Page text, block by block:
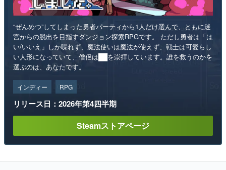
“ぜんめつ”してしまった勇者パーティから1人だけ選んで、ともに迷
宮からの脱出を目指すダンジョン探索RPGです。 ただし勇者は「は
い/いいえ」しか喋れず、魔法使いは魔法が使えず、戦士は可愛らし
い人形になっていて、僧侶は██を崇拝しています。誰を救うのかを
選ぶのは、あなたです。
インディー RPG
リリース日：2026年第4四半期
Steamストアページ